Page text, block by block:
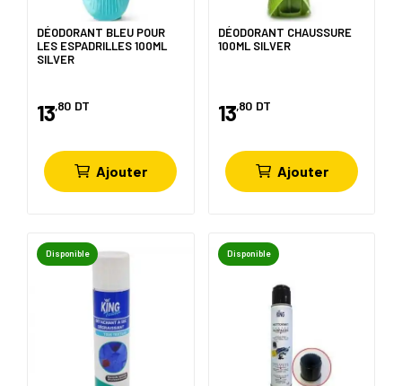
DÉODORANT BLEU POUR
LES ESPADRILLES 100ML
SILVER
13,80 DT
Ajouter
DÉODORANT CHAUSSURE
100ML SILVER
13,80 DT
Ajouter
Disponible Disponible